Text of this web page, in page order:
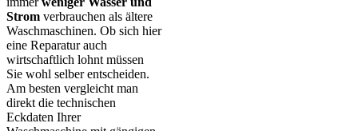
Strom verbrauchen als ältere
Waschmaschinen. Ob sich hier
eine Reparatur auch
wirtschaftlich lohnt müssen
Sie wohl selber entscheiden.
Am besten vergleicht man
direkt die technischen
Eckdaten Ihrer